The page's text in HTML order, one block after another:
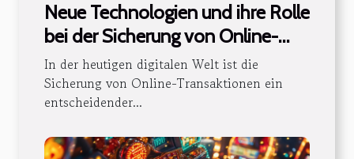
Neue Technologien und ihre Rolle
bei der Sicherung von Online-
Transaktionen
In der heutigen digitalen Welt ist die
Sicherung von Online-Transaktionen ein
entscheidender...